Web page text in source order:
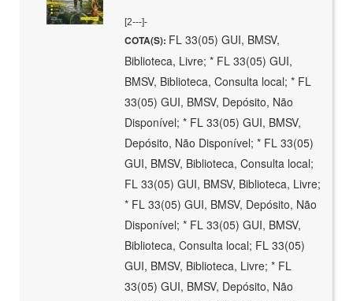
[2---]-
COTA(S): FL 33(05) GUI, BMSV,
Biblioteca, Livre; * FL 33(05) GUI,
BMSV, Biblioteca, Consulta local; * FL
33(05) GUI, BMSV, Depósito, Não
Disponível; * FL 33(05) GUI, BMSV,
Depósito, Não Disponível; * FL 33(05)
GUI, BMSV, Biblioteca, Consulta local;
FL 33(05) GUI, BMSV, Biblioteca, Livre;
* FL 33(05) GUI, BMSV, Depósito, Não
Disponível; * FL 33(05) GUI, BMSV,
Biblioteca, Consulta local; FL 33(05)
GUI, BMSV, Biblioteca, Livre; * FL
33(05) GUI, BMSV, Depósito, Não